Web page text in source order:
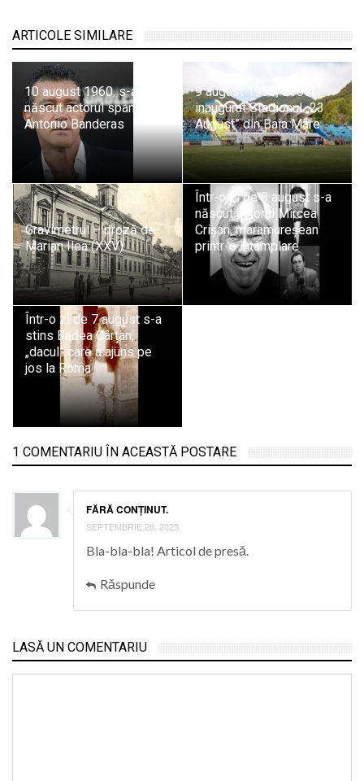
ARTICOLE SIMILARE
10 august 1960, s-a
născut actorul spaniol
Antonio Banderas
9 august 1953, a fost
inaugurat Stadionul „23
August” din Baia Mare
Gravimetrul – proză de
Marian Ilea (XXV)
Într-o zi de 8 august s-a
născut actorul Mircea
Crișan, maramureșean
printr-o întâmplare
Într-o zi de 7 august s-a
stins Badea Cârțan,
„dacul” care a ajuns pe
jos la Roma
1 COMENTARIU ÎN ACEASTĂ POSTARE
FĂRĂ CONȚINUT.
SEPTEMBRIE 26, 2025
Bla-bla-bla! Articol de presă.
Răspunde
LASĂ UN COMENTARIU